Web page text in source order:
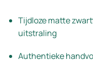
Tijdloze matte
uitstraling
Authentieke